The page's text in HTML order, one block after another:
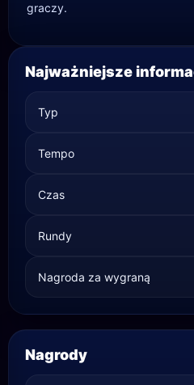
graczy.
Najważniejsze
Typ
Tempo
Czas
Rundy
Nagroda za wygraną
Nagrody